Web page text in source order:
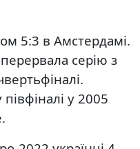
5:3 в Амстердамі.
серію з
у 2005